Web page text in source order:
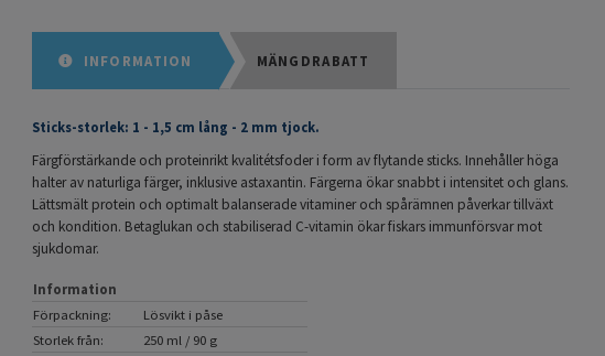
INFORMATION MÄNGDRABATT
Sticks-storlek: 1 - 1,5 cm lång - 2 mm tjock.
Färgförstärkande och proteinrikt kvalitétsfoder i form av flytande sticks. Innehåller höga
halter av naturliga färger, inklusive astaxantin. Färgerna ökar snabbt i intensitet och glans.
Lättsmält protein och optimalt balanserade vitaminer och spårämnen påverkar tillväxt
och kondition. Betaglukan och stabiliserad C-vitamin ökar fiskars immunförsvar mot
sjukdomar.
Information
Förpackning:
Lösvikt i påse
Storlek från:
250 ml / 90 g